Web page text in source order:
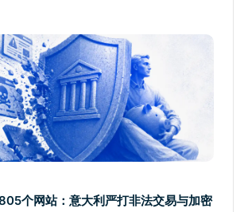
个网站：意大利严打非法交易与加密